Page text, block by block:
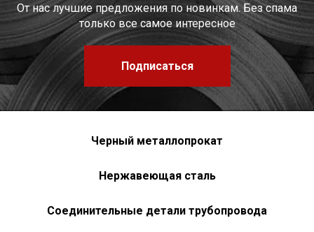
От нас лучшие предложения по новинкам. Без спама
только все самое интересное
Подписаться
Черный металлопрокат
Нержавеющая сталь
Соединительные детали трубопровода